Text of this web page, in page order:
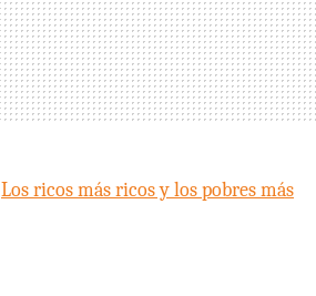
Los ricos más ricos y los pobres más